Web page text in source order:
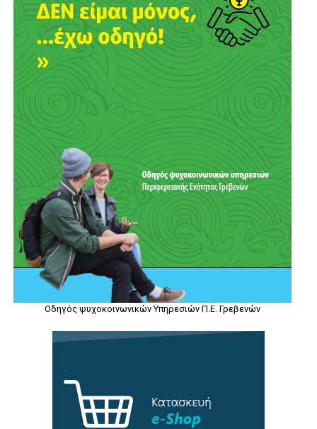
Οδηγός ψυχοκοινωνικών Υπηρεσιών Π.Ε. Γρεβενών